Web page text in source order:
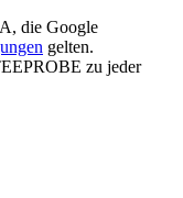
die Google
gelten.
zu jeder